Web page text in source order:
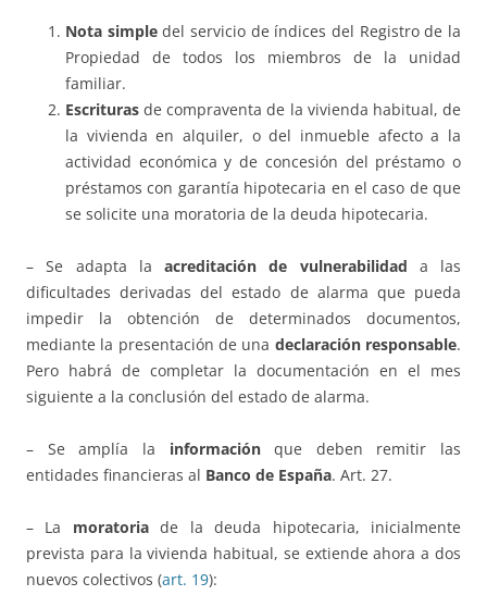
Nota simpledel servicio de índices del Registro de la
Propiedad de todos los miembros de la unidad
familiar.
Escriturasde compraventa de la vivienda habitual, de
la vivienda en alquiler, o del inmueble afecto a la
actividad económica y de concesión del préstamo o
préstamos con garantía hipotecaria en el caso de que
se solicite una moratoria de la deuda hipotecaria.
– Se adapta la acreditación de vulnerabilidad a las
dificultades derivadas del estado de alarma que pueda
impedir la obtención de determinados documentos,
mediante la presentación de una declaración responsable.
Pero habrá de completar la documentación en el mes
siguiente a la conclusión del estado de alarma.
– Se amplía la informaciónque deben remitir las
entidades financieras al Banco de España. Art. 27.
– La moratoriade la deuda hipotecaria, inicialmente
prevista para la vivienda habitual, se extiende ahora a dos
nuevos colectivos (art. 19):